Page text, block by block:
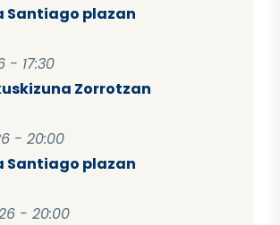
Santiago plazan
- 17:30
Zorrotzan
- 20:00
Santiago plazan
- 20:00